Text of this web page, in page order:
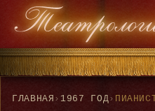
ГЛАВНАЯ › 1967 ГОД›